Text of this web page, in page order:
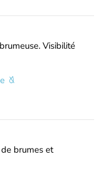
Visibilité
brumes et